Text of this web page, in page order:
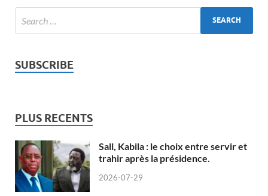
SUBSCRIBE
PLUS RECENTS
Sall, Kabila : le choix entre servir et
trahir après la présidence.
2026-07-29